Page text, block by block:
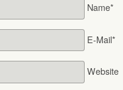
Name*
E-Mail*
Website